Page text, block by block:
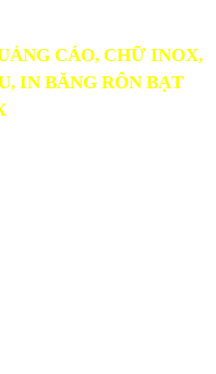
CÁO, CHỮ INOX,
IN BĂNG RÔN BẠT